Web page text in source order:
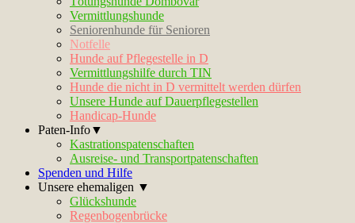
Vermittlungshunde
Seniorenhunde für Senioren
Notfelle
Hunde auf Pflegestelle in D
Vermittlungshilfe durch TIN
Hunde die nicht in D vermittelt werden dürfen
Unsere Hunde auf Dauerpflegestellen
Handicap-Hunde
Paten-Info▼
Kastrationspatenschaften
Ausreise- und Transportpatenschaften
Spenden und Hilfe
Unsere ehemaligen ▼
Glückshunde
Regenbogenbrücke